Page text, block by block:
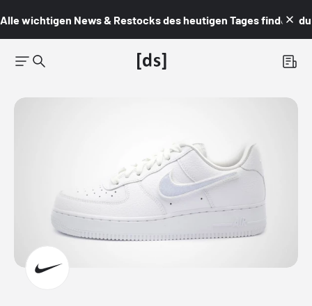
Alle wichtigen News & Restocks des heutigen Tages findest du